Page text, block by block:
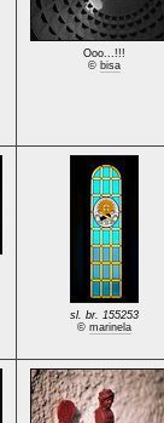
Ooo...!!!
© bisa
sl. br. 155253
© marinela